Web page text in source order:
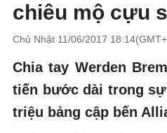
chiêu mộ cựu
Chủ Nhật 11/06/2017
Chia tay Werden
tiến bước dài trong
triệu bảng cập bến